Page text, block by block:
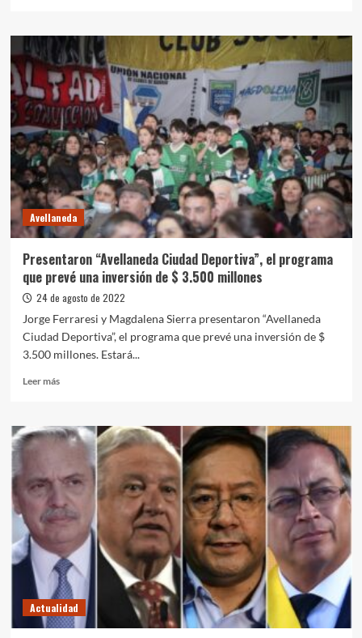
Alberto
y
Pérsico
encabezaron
la
firma
de
convenios
entre
cooperativas
de
la
economía
popular
la
cadena
de
Chango
Más
Avellaneda
Presentaron “Avellaneda Ciudad Deportiva”, el programa
que prevé una inversión de $ 3.500 millones
24 de agosto de 2022
Jorge Ferraresi y Magdalena Sierra presentaron “Avellaneda
Ciudad Deportiva”, el programa que prevé una inversión de $
3.500 millones. Estará...
Leer másLeer
Presentaron
“Avellaneda
Deportiva”,
el
programa
que
una
inversión
de
$
3.500
millones
Actualidad